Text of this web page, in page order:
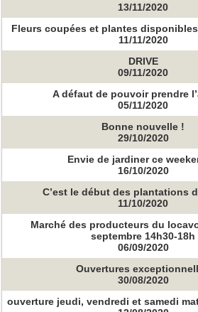
13/11/2020
Fleurs coupées et plantes
11/11/2020
DRIVE
09/11/2020
A défaut de pouvoir prendre
05/11/2020
Bonne nouvelle !
29/10/2020
Envie de jardiner ce
16/10/2020
C’est le début des plantations
11/10/2020
Marché des producteurs du
septembre 14h30-18h
06/09/2020
Ouvertures
30/08/2020
ouverture jeudi, vendredi et samedi